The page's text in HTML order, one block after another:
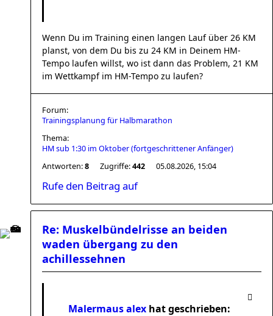
Wenn Du im Training einen langen Lauf über 26 KM
planst, von dem Du bis zu 24 KM in Deinem HM-
Tempo laufen willst, wo ist dann das Problem, 21 KM
im Wettkampf im HM-Tempo zu laufen?
Forum:
Trainingsplanung für Halbmarathon
Thema:
HM sub 1:30 im Oktober (fortgeschrittener Anfänger)
Antworten:8 Zugriffe:442 05.08.2026, 15:04
Rufe den Beitrag auf
Re: Muskelbündelrisse an beiden
waden übergang zu den
achillessehnen
Malermaus alex hat geschrieben: